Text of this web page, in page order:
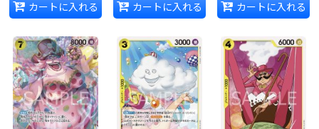
カートに入れる カートに入れる カートに入れる